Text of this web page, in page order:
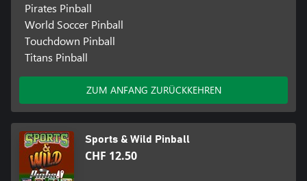
Pirates Pinball
World Soccer Pinball
Touchdown Pinball
Titans Pinball
ZUM ANFANG ZURÜCKKEHREN
Sports & Wild Pinball
CHF 12.50